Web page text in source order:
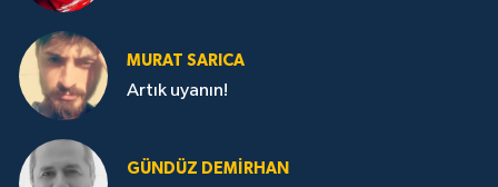
MURAT SARICA
Artık uyanın!
GÜNDÜZ DEMIRHAN